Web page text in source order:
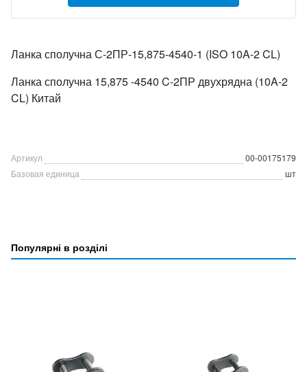
Ланка сполучна С-2ПР-15,875-4540-1 (ISO 10A-2 CL)
Ланка сполучна 15,875 -4540 C-2ПР двухрядна (10A-2
CL) Китай
Артикул
00-00175179
Базовая единица
шт
Популярні в розділі